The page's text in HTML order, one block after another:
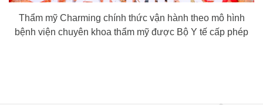
Thẩm mỹ Charming chính thức vận hành theo mô hình
bệnh viện chuyên khoa thẩm mỹ được Bộ Y tế cấp phép